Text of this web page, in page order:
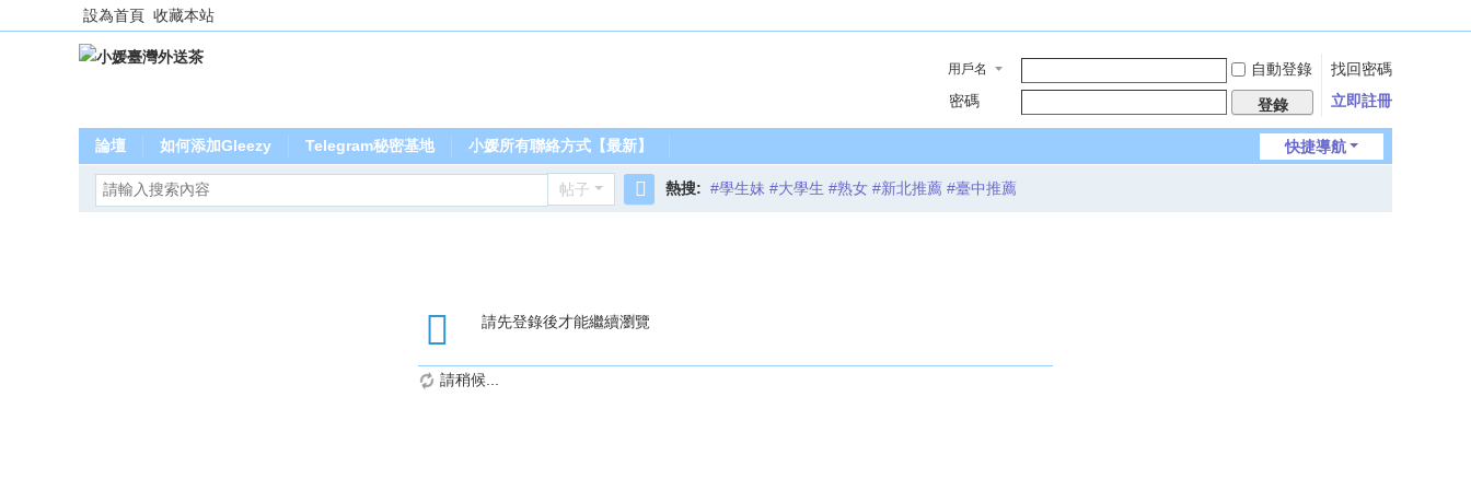
設為首頁 收藏本站
用戶名 自動登錄
找回密碼
密碼
登錄 立即註冊
快捷導航
論壇 如何添加Gleezy Telegram秘密基地 小媛所有聯絡方式【最新】
帖子 熱搜: #學生妹 #大學生 #熟女 #新北推薦 #臺中推薦
請先登錄後才能繼續瀏覽
請稍候...